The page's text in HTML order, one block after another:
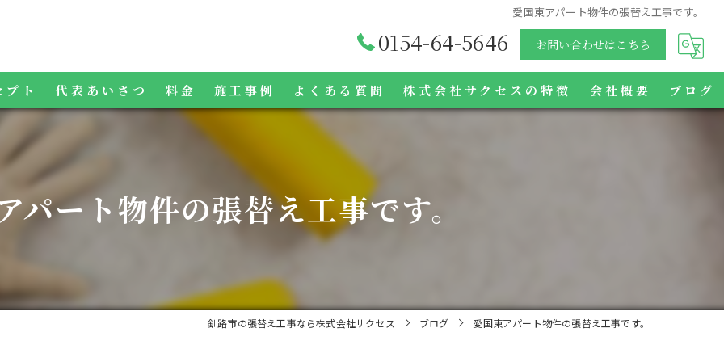
愛国東アパート物件の張替え工事です。
0154-64-5646 お問い合わせはこちら
プト 代表あいさつ 料金 施工事例 よくある質問 株式会社サクセスの特徴
網戸
会社概要 ブログ
パート物件の張替え工事です。
釧路市の張替え工事なら株式会社サクセス ブログ 愛国東アパート物件の張替え工事です。